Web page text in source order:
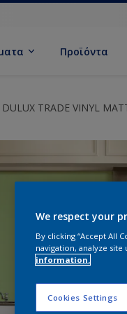
Προϊόντα
DULUX TRADE VINYL
We respect your
By clicking “Accept All
navigation, analyze site
information.
Cookies Settings